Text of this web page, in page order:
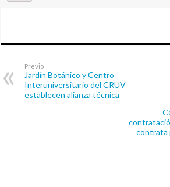
Previo
Jardín Botánico y Centro
Interuniversitario del CRUV
establecen alianza técnica
contrata